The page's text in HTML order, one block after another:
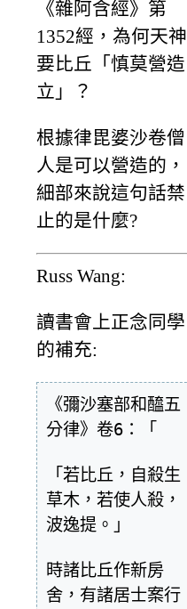
《雜阿含經》第
1352經，為何天神
要比丘「慎莫營造
立」？
根據律毘婆沙卷僧
人是可以營造的，
細部來說這句話禁
止的是什麼?
Russ Wang:
讀書會上正念同學
的補充:
《彌沙塞部和醯五
分律》卷6：「
「若比丘，自殺生
草木，若使人殺，
波逸提。」
時諸比丘作新房
舍，有諸居士案行